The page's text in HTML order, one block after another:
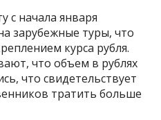
с начала января
зарубежные туры, что
курса рубля.
что объем в рублях
что свидетельствует
тратить больше